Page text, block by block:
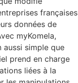
françaises
données de
myKomela,
aussi simple que
prend en charge
liées à la